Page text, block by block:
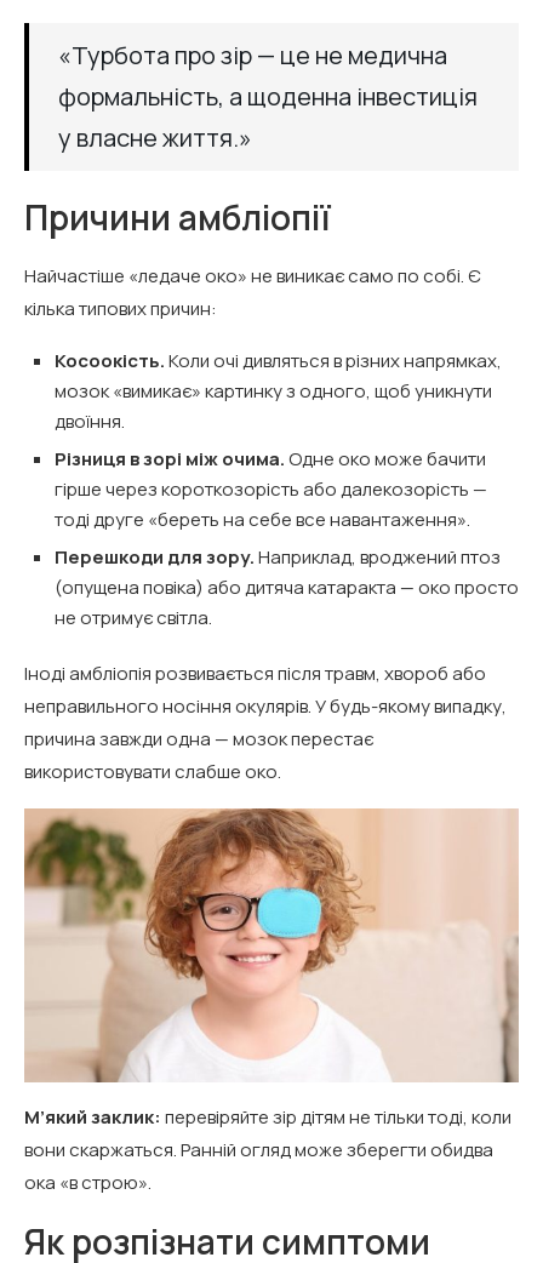
«Турбота про зір — це не медична
формальність, а щоденна інвестиція
у власне життя.»
Причини амбліопії
Найчастіше «ледаче око» не виникає само по собі. Є
кілька типових причин:
Косоокість.Коли очі дивляться в різних напрямках,
мозок «вимикає» картинку з одного, щоб уникнути
двоїння.
Різниця в зорі між очима.Одне око може бачити
гірше через короткозорість або далекозорість —
тоді друге «береть на себе все навантаження».
Перешкоди для зору.Наприклад, вроджений птоз
(опущена повіка) або дитяча катаракта — око просто
не отримує світла.
Іноді амбліопія розвивається після травм, хвороб або
неправильного носіння окулярів. У будь-якому випадку,
причина завжди одна — мозок перестає
використовувати слабше око.
М’який заклик: перевіряйте зір дітям не тільки тоді, коли
вони скаржаться. Ранній огляд може зберегти обидва
ока «в строю».
Як розпізнати симптоми